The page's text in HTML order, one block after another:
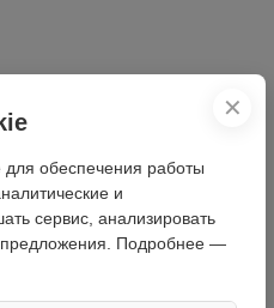
✕
обеспечения работы
и
сервис, анализировать
предложения. Подробнее —